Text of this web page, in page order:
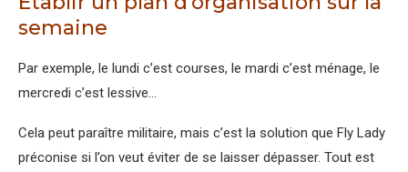
semaine
Par exemple, le lundi c’est courses, le mardi c’est ménage, le
mercredi c’est lessive…
Cela peut paraître militaire, mais c’est la solution que Fly Lady
préconise si l’on veut éviter de se laisser dépasser. Tout est